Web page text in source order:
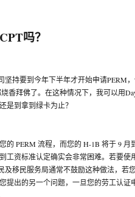
吗？
坚持要到今年下半年才开始申请PERM
烧香拜佛了。在这种情况下，我可以用
是到拿到绿卡为止？
的 PERM 流程，而您的 H-1B 将于 9
工资标准认定确实会非常困难。若要使
及移民服务局通常不鼓励这种做法，若
提出的另一个问题，一旦您的劳工认证